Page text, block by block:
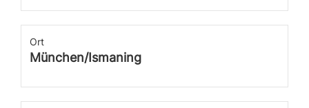
Ort
München/Ismaning